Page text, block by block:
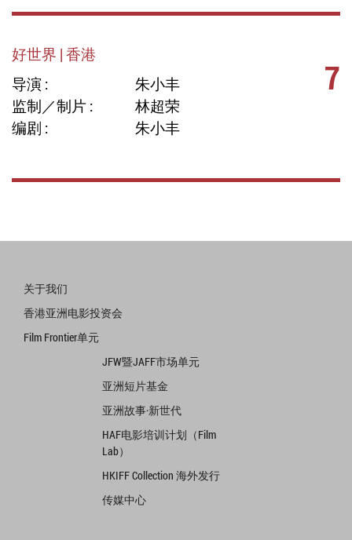
好世界 | 香港
导演 :
朱小丰
监制／制片 :
林超荣
编剧 :
朱小丰
7
关于我们
香港亚洲电影投资会
Film Frontier单元
JFW暨JAFF市场单元
亚洲短片基金
亚洲故事·新世代
HAF电影培训计划（Film
Lab）
HKIFF Collection 海外发行
传媒中心